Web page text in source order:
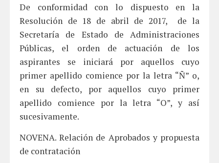
De conformidad con lo dispuesto en la
Resolución de 18 de abril de 2017, de la
Secretaría de Estado de Administraciones
Públicas, el orden de actuación de los
aspirantes se iniciará por aquellos cuyo
primer apellido comience por la letra “Ñ” o,
en su defecto, por aquellos cuyo primer
apellido comience por la letra “O”, y así
sucesivamente.
NOVENA. Relación de Aprobados y propuesta
de contratación